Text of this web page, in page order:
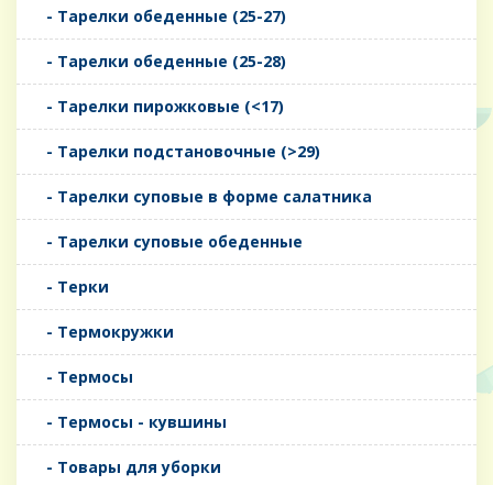
- Тарелки обеденные (25-27)
- Тарелки обеденные (25-28)
- Тарелки пирожковые (<17)
- Тарелки подстановочные (>29)
- Тарелки суповые в форме салатника
- Тарелки суповые обеденные
- Терки
- Термокружки
- Термосы
- Термосы - кувшины
- Товары для уборки